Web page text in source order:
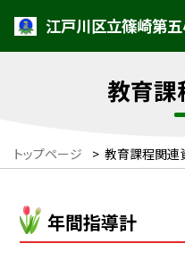
江戸川区立篠崎第
教育課
トップページ > 教育課程関連
年間指導計